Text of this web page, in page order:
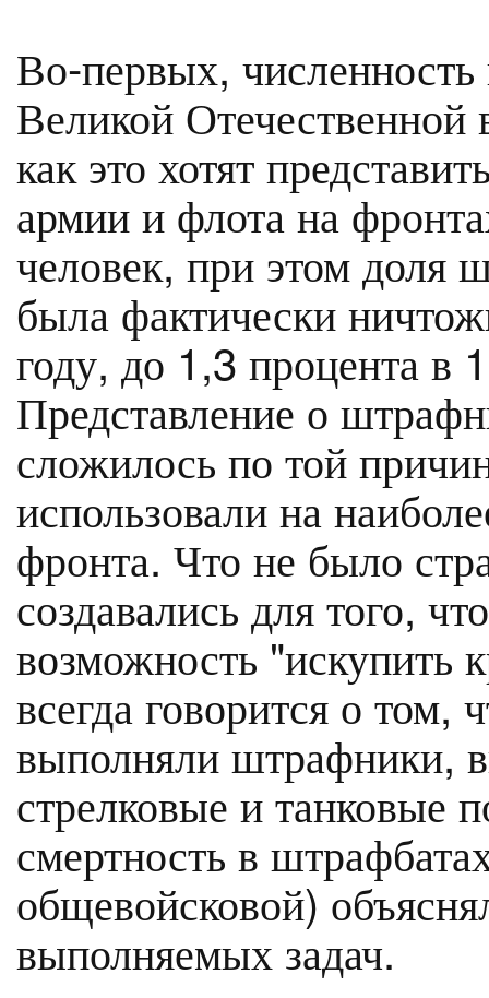
Во-первых,
Великой Отечественной
как это хотят
армии и флота на
человек, при этом доля
была фактически
году, до 1,3 процента в
Представление о
сложилось по той
использовали на
фронта. Что не было
создавались для того,
возможность "искупить
всегда говорится о том,
выполняли штрафники,
стрелковые и танковые
смертность в
общевойсковой)
выполняемых задач.